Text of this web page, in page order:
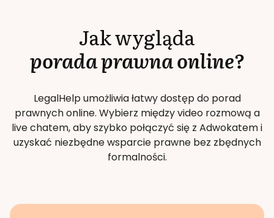
Jak wygląda
porada prawna online?
LegalHelp umożliwia łatwy dostęp do porad
prawnych online. Wybierz między video rozmową a
live chatem, aby szybko połączyć się z Adwokatem i
uzyskać niezbędne wsparcie prawne bez zbędnych
formalności.